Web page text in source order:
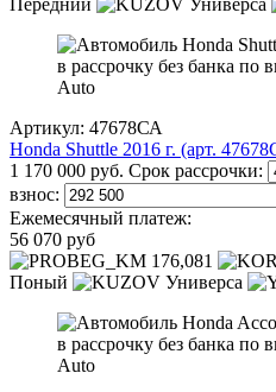
Передний
Универса
Артикул: 47678СА
Honda Shuttle 2016 г. (арт.
1 170 000 руб. Срок рассрочки:
взнос:
Ежемесячный платеж:
56 070 руб
176,081
Поный
Универса